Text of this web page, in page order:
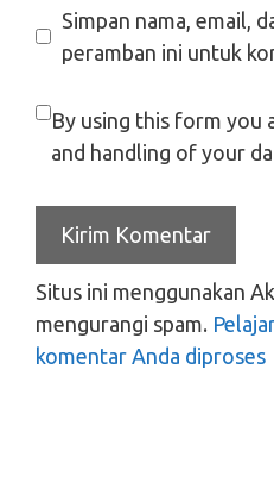
Simpan nama, email,
peramban ini untuk
By using this form you
and handling of your
Situs ini menggunakan
mengurangi spam.
komentar Anda diproses